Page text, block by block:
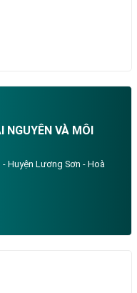
NGUYÊN VÀ MÔI
Huyện Lương Sơn - Hoà